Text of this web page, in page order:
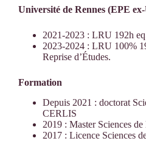
Université de Rennes (EPE
2021-2023 : LRU 192h
2023-2024 : LRU 100%
Reprise d’Études.
Formation
Depuis 2021 : doctorat
CERLIS
2019 : Master Sciences
2017 : Licence Sciences